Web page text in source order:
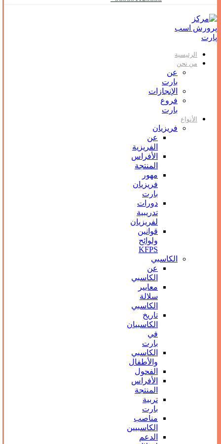
الرئيسية
من نحن
عن
بارت
الإنجازات
فروع
بارت
الأنواع
فریزیان
عن
الفريزية
الأفراس
المنتجة
مهور
فريزيان
بارت
دورات
تدريبية
لفريزيان
قوانين
ولوائح
KFPS
الكاسبي
عن
الكاسبي
معايير
سلالة
الكاسبي
تاريخ
الكاسبيان
في
بارت
الكاسبي
والأطفال
الفحول
الأفراس
المنتجة
تربیة
بارت
مناصب
الكاسبيين
الدعم